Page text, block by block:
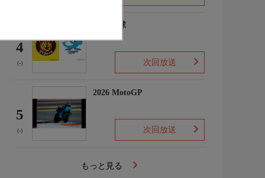
4
(-)
プロ野球
次回放送
5
(-)
2026 MotoGP
次回放送
もっと見る